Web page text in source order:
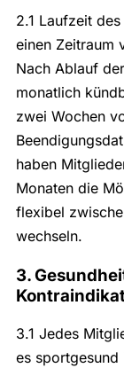
2.1 Laufzeit
einen Zeitraum
Nach Ablauf
monatlich
zwei Wochen
haben
Monaten die
flexibel
wechseln.
3.
3.1 Jedes
es